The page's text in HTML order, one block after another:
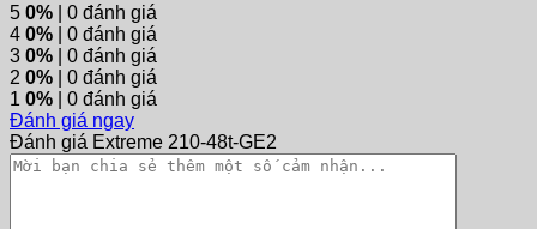
5 0% | 0 đánh giá
4 0% | 0 đánh giá
3 0% | 0 đánh giá
2 0% | 0 đánh giá
1 0% | 0 đánh giá
Đánh giá ngay
Đánh giá Extreme 210-48t-GE2